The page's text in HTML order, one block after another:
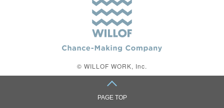
© WILLOF WORK, Inc.
PAGE TOP